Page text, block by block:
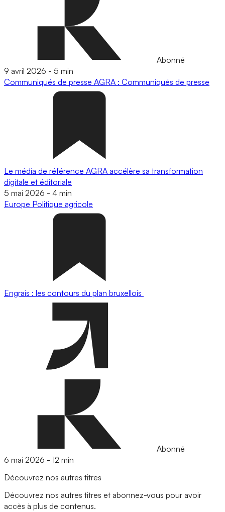
Abonné
9 avril 2026 - 5 min
Communiqués de presse AGRA : Communiqués de presse
Le média de référence AGRA accélère sa transformation
digitale et éditoriale
5 mai 2026 - 4 min
Europe Politique agricole
Engrais : les contours du plan bruxellois
Abonné
6 mai 2026 - 12 min
Découvrez nos autres titres
Découvrez nos autres titres et abonnez-vous pour avoir
accès à plus de contenus.